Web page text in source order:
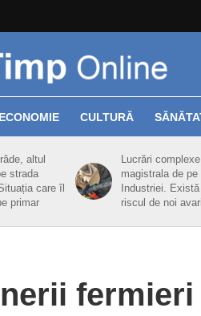
ECONOMIE CULTURĂ
altul
strada
care îl
primar
Lucrări
magistrala de pe
Industriei. Există
riscul de noi
fermieri